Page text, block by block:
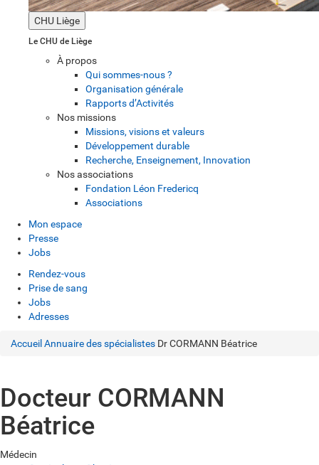
CHU Liège
Le CHU de Liège
À propos
Qui sommes-nous ?
Organisation générale
Rapports d’Activités
Nos missions
Missions, visions et valeurs
Développement durable
Recherche, Enseignement, Innovation
Nos associations
Fondation Léon Fredericq
Associations
Mon espace
Presse
Jobs
Rendez-vous
Prise de sang
Jobs
Adresses
Accueil Annuaire des spécialistes Dr CORMANN Béatrice
Docteur CORMANN
Béatrice
Médecin